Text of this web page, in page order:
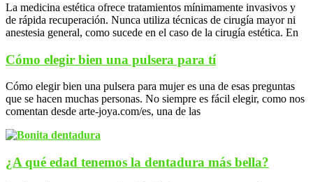
La medicina estética ofrece tratamientos mínimamente invasivos y
de rápida recuperación. Nunca utiliza técnicas de cirugía mayor ni
anestesia general, como sucede en el caso de la cirugía estética. En
Cómo elegir bien una pulsera para tí
Cómo elegir bien una pulsera para mujer es una de esas preguntas
que se hacen muchas personas. No siempre es fácil elegir, como nos
comentan desde arte-joya.com/es, una de las
¿A qué edad tenemos la dentadura más bella?